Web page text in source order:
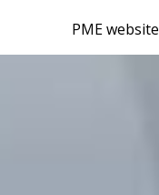
PME website
Delen via